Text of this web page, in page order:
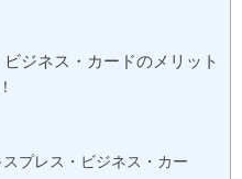
ジネス・カードのメリット
スプレス・ビジネス・カー